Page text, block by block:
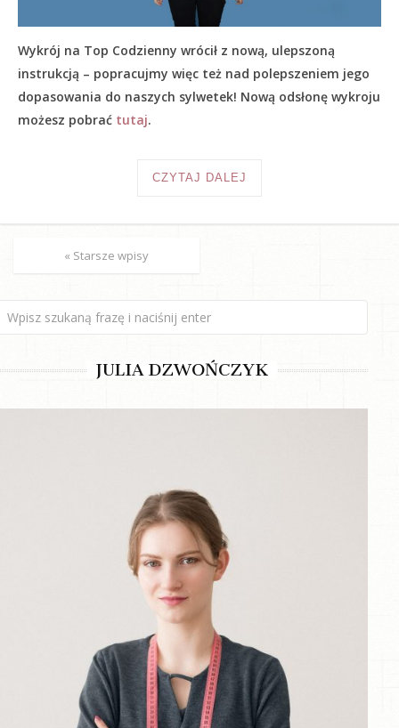
Wykrój na Top Codzienny wrócił z nową, ulepszoną
instrukcją – popracujmy więc też nad polepszeniem jego
dopasowania do naszych sylwetek! Nową odsłonę wykroju
możesz pobrać tutaj.
CZYTAJ DALEJ
« Starsze wpisy
JULIA DZWOŃCZYK